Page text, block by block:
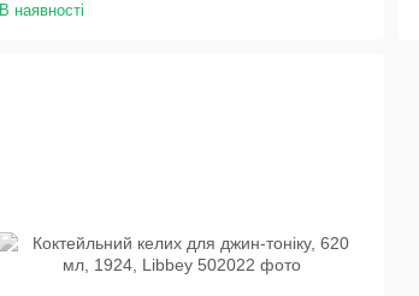
В наявності